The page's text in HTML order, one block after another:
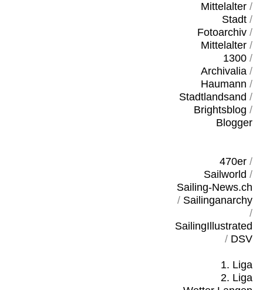
Mittelalter/
Stadt/
Fotoarchiv/
Mittelalter/
1300/
Archivalia/
Haumann /
Stadtlandsand /
Brightsblog /
Blogger
470er/
Sailworld /
Sailing-News.ch
/ Sailinganarchy
/
SailingIllustrated
/ DSV
1. Liga
2. Liga